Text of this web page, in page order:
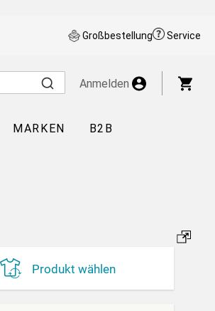
Großbestellung Service
Anmelden
MARKEN
B2B
Produkt wählen